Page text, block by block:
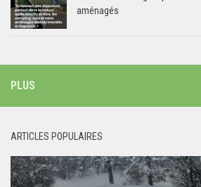
aménagés
PLUS
ARTICLES POPULAIRES